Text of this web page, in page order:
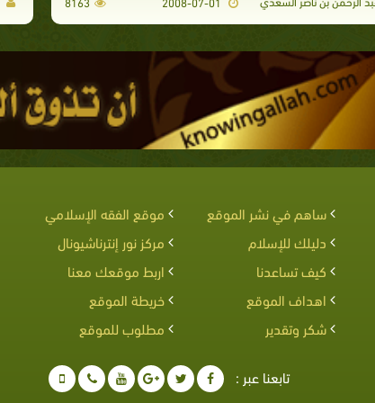
ساهم في نشر الموقع
موقع الفقه الإسلامي
دليلك للإسلام
مركز نور إنترناشيونال
كيف تساعدنا
اربط موقعك معنا
اهداف الموقع
خريطة الموقع
شكر وتقدير
مطلوب للموقع
تابعنا عبر :